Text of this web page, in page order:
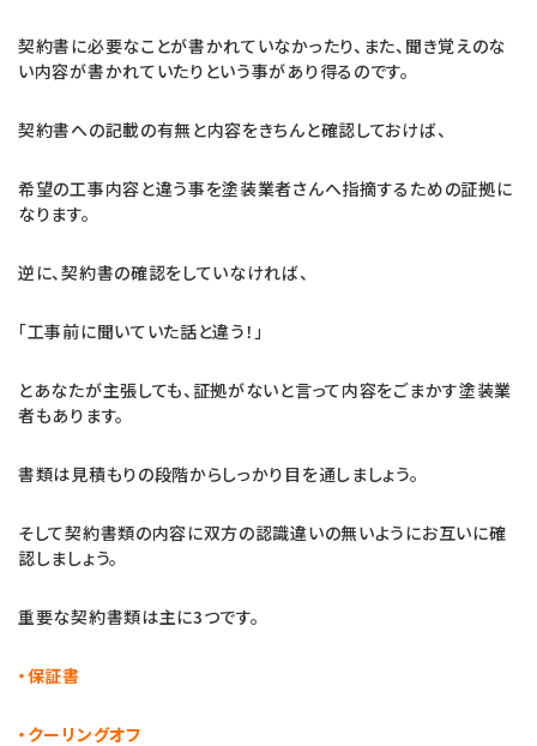
契約書に必要なことが書かれていなかったり、また、聞き覚えのな
い内容が書かれていたりという事があり得るのです。
契約書への記載の有無と内容をきちんと確認しておけば、
希望の工事内容と違う事を塗装業者さんへ指摘するための証拠に
なります。
逆に、契約書の確認をしていなければ、
「工事前に聞いていた話と違う！」
とあなたが主張しても、証拠がないと言って内容をごまかす塗装業
者もあります。
書類は見積もりの段階からしっかり目を通しましょう。
そして契約書類の内容に双方の認識違いの無いようにお互いに確
認しましょう。
重要な契約書類は主に3つです。
・保証書
・クーリングオフ